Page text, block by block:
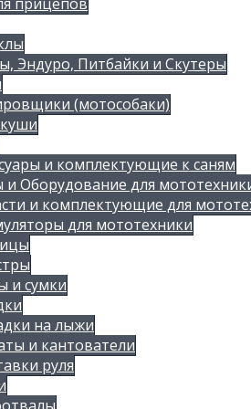
Эндуро, Питбайки и Скутеры
(мотособаки)
и комплектующие к саням
и Оборудование для
и комплектующие для
для мототехники
и сумки
на лыжи
и кантователи
руля